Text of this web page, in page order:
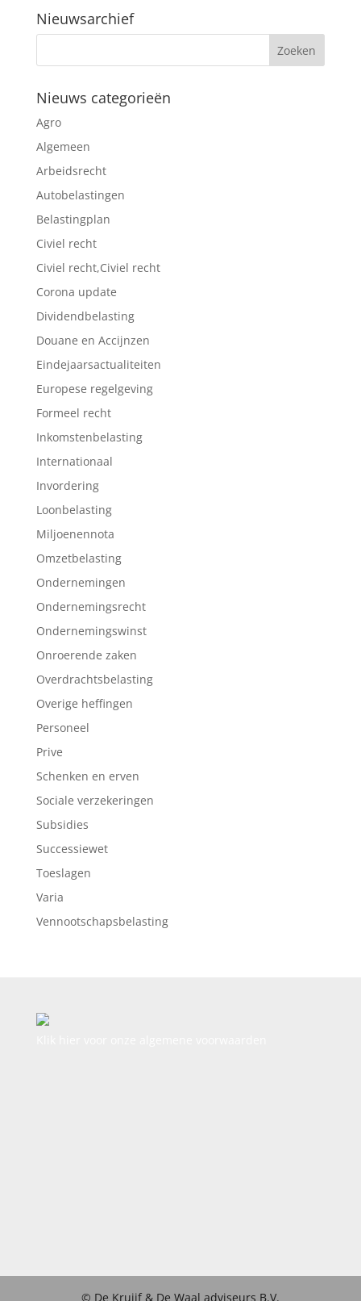
Nieuwsarchief
Nieuws categorieën
Agro
Algemeen
Arbeidsrecht
Autobelastingen
Belastingplan
Civiel recht
Civiel recht,Civiel recht
Corona update
Dividendbelasting
Douane en Accijnzen
Eindejaarsactualiteiten
Europese regelgeving
Formeel recht
Inkomstenbelasting
Internationaal
Invordering
Loonbelasting
Miljoenennota
Omzetbelasting
Ondernemingen
Ondernemingsrecht
Ondernemingswinst
Onroerende zaken
Overdrachtsbelasting
Overige heffingen
Personeel
Prive
Schenken en erven
Sociale verzekeringen
Subsidies
Successiewet
Toeslagen
Varia
Vennootschapsbelasting
© De Kruijf & De Waal adviseurs B.V.